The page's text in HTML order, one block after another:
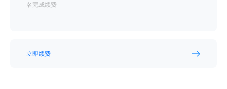
名完成续费
立即续费